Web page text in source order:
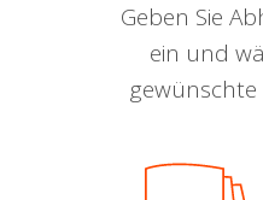
Geben Sie
ein und
gewünschte